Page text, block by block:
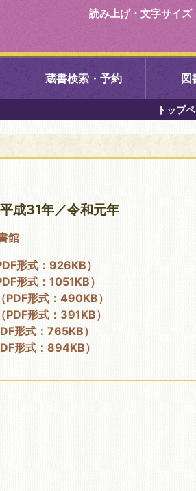
読み上げ・文字サイズ
蔵書検索・予約 図
右京中央図書館
左京図書館
下京図書館
ー図
久我のもり図書館
トップ
成31年／令和元年
館
形式：926KB）
形式：1051KB）
形式：490KB）
形式：391KB）
形式：765KB）
形式：894KB）